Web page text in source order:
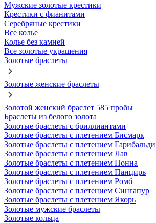
Мужские золотые крестики
Крестики с фианитами
Серебряные крестики
Все колье
Колье без камней
Все золотые украшения
Золотые браслеты
Золотые женские браслеты
Золотой женский браслет 585 пробы
Браслеты из белого золота
Золотые браслеты с бриллиантами
Золотые браслеты с плетением Бисмарк
Золотые браслеты с плетением Гарибальди
Золотые браслеты с плетением Лав
Золотые браслеты с плетением Нонна
Золотые браслеты с плетением Панцирь
Золотые браслеты с плетением Ромб
Золотые браслеты с плетением Сингапур
Золотые браслеты с плетением Якорь
Золотые мужские браслеты
Золотые кольца